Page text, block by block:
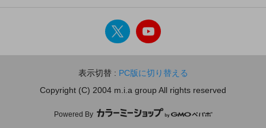
表示切替 : PC版に切り替える
Copyright (C) 2004 m.i.a group All rights reserved
Powered By